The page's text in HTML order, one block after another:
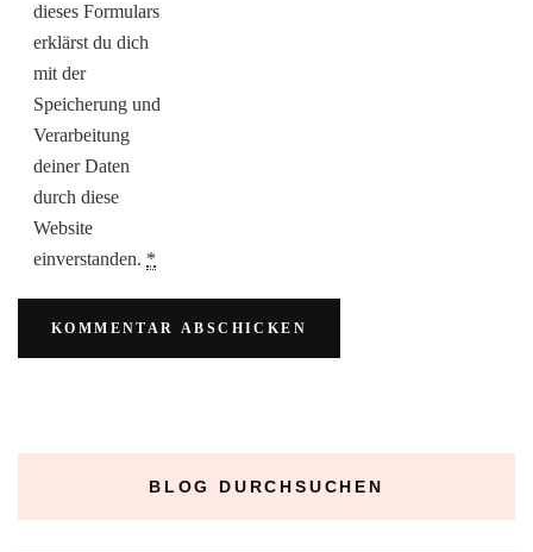
dieses Formulars
erklärst du dich
mit der
Speicherung und
Verarbeitung
deiner Daten
durch diese
Website
einverstanden. *
BLOG DURCHSUCHEN